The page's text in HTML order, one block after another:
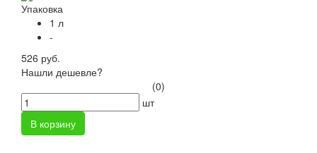
Упаковка
1 л
-
526 руб.
Нашли дешевле?
(0)
шт
В корзину